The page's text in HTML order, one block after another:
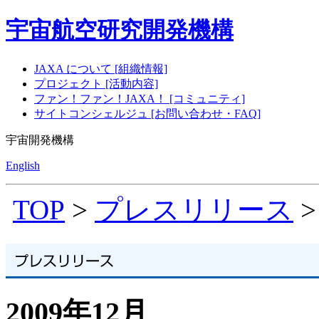
宇宙航空研究開発機構
JAXA について [組織情報]
プロジェクト [活動内容]
ファン！ファン！JAXA！ [コミュニティ]
サイトコンシェルジュ [お問い合わせ・FAQ]
宇宙開発機構
English
TOP > プレスリリース
2009年12月